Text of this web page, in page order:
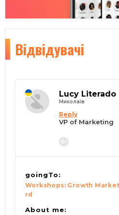
Відвідувачі
Lucy Literado
Миколаїв
Reply
VP of Marketing
goingTo:
Workshops: Growth
rd
About me: